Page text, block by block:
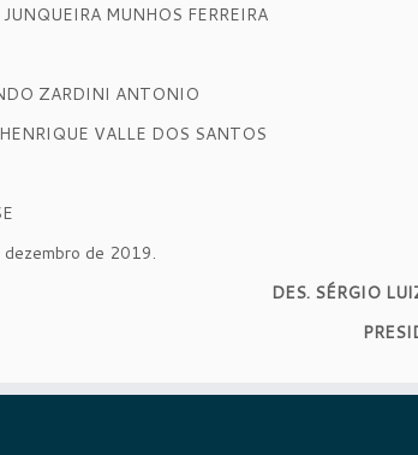
MUNHOS FERREIRA
ZARDINI ANTONIO
VALLE DOS SANTOS
de 2019.
DES. SÉRGIO